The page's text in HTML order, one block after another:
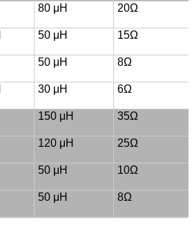
80 μH 20Ω
50 μH 15Ω
50 μH 8Ω
30 μH 6Ω
150 μH 35Ω
120 μH 25Ω
50 μH 10Ω
50 μH 8Ω